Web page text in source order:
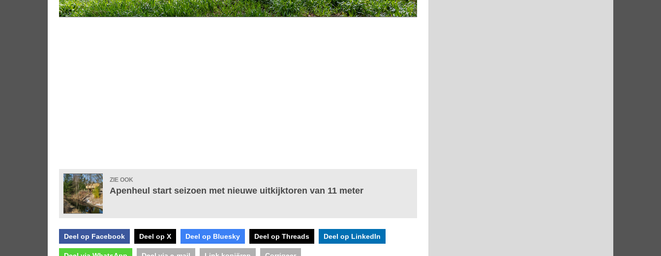
ZIE OOK
Apenheul start seizoen met nieuwe uitkijktoren van 11 meter
Deel op Facebook Deel op X Deel op Bluesky Deel op Threads Deel op LinkedIn